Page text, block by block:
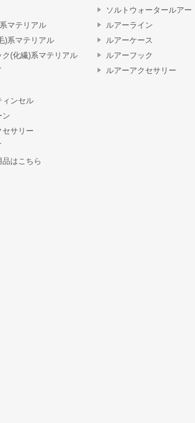
マテリアル
)系マテリアル
ク(化繊)系マテリアル
ィンセル
ン
セサリー
はこちら
ソルトウォータールアー
ルアーライン
ルアーケース
ルアーフック
ルアーアクセサリー